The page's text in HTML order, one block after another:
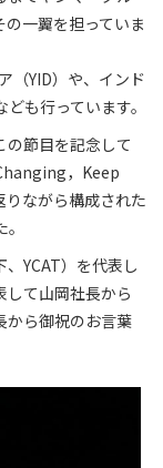
一翼を担っていま
（YID）や、インド
も行っています。
の節目を記念して
，Keep
ながら構成された
YCAT）を代表し
して山岡社長から
から御祝のお言葉